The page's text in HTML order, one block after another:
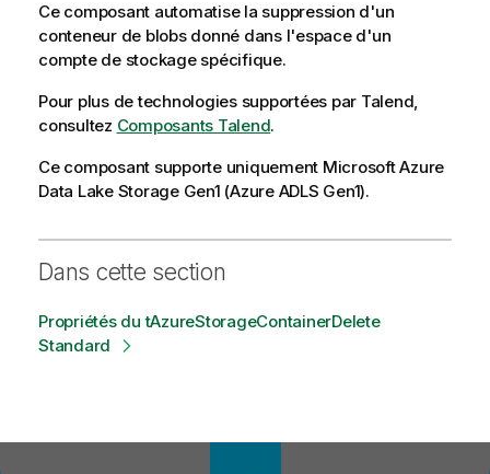
Ce composant automatise la suppression d'un
conteneur de blobs donné dans l'espace d'un
compte de stockage spécifique.
Pour plus de technologies supportées par Talend,
consultez Composants Talend.
Ce composant supporte uniquement Microsoft Azure
Data Lake Storage Gen1 (Azure ADLS Gen1).
Dans cette section
Propriétés du tAzureStorageContainerDelete
Standard